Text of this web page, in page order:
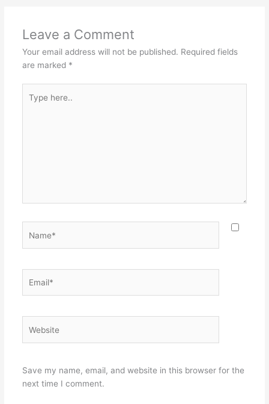
Leave a Comment
Your email address will not be published. Required fields
are marked *
here..
Save my name, email, and website in this browser for the
next time I comment.